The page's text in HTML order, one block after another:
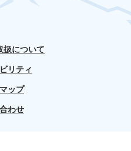
扱について
リティ
ップ
わせ